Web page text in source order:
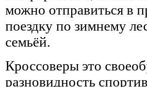
можно отправиться в
поездку по зимнему
семьёй.
Кроссоверы это
разновидность